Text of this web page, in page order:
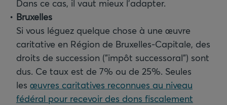
Dans ce cas, il vaut mieux l'adapter.
Bruxelles
Si vous léguez quelque chose à une œuvre
caritative en Région de Bruxelles-Capitale, des
droits de succession ("impôt successoral") sont
dus. Ce taux est de 7% ou de 25%. Seules
les œuvres caritatives reconnues au niveau
fédéral pour recevoir des dons fiscalement